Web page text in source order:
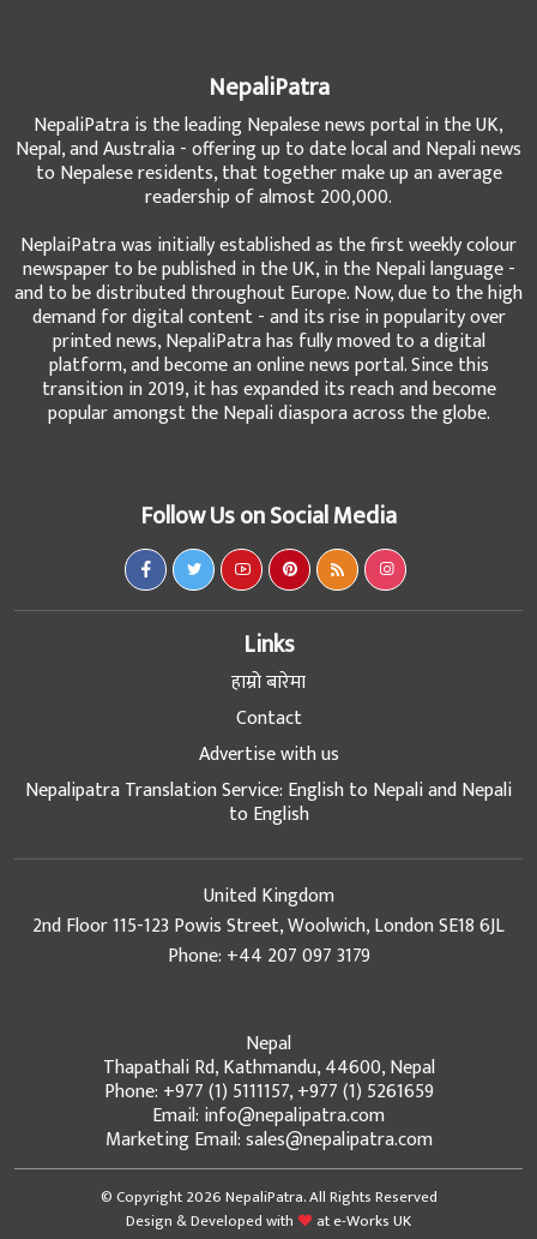
NepaliPatra
NepaliPatra is the leading Nepalese news portal in the UK,
Nepal, and Australia - offering up to date local and Nepali news
to Nepalese residents, that together make up an average
readership of almost 200,000.
NeplaiPatra was initially established as the first weekly colour
newspaper to be published in the UK, in the Nepali language -
and to be distributed throughout Europe. Now, due to the high
demand for digital content - and its rise in popularity over
printed news, NepaliPatra has fully moved to a digital
platform, and become an online news portal. Since this
transition in 2019, it has expanded its reach and become
popular amongst the Nepali diaspora across the globe.
Follow Us on Social Media
Links
हाम्रो बारेमा
Contact
Advertise with us
Nepalipatra Translation Service: English to Nepali and Nepali
to English
United Kingdom
2nd Floor 115-123 Powis Street, Woolwich, London SE18 6JL
Phone: +44 207 097 3179
Nepal
Thapathali Rd, Kathmandu, 44600, Nepal
Phone: +977 (1) 5111157, +977 (1) 5261659
Email: info@nepalipatra.com
Marketing Email: sales@nepalipatra.com
© Copyright 2026 NepaliPatra. All Rights Reserved
Design & Developed with
ate-Works UK